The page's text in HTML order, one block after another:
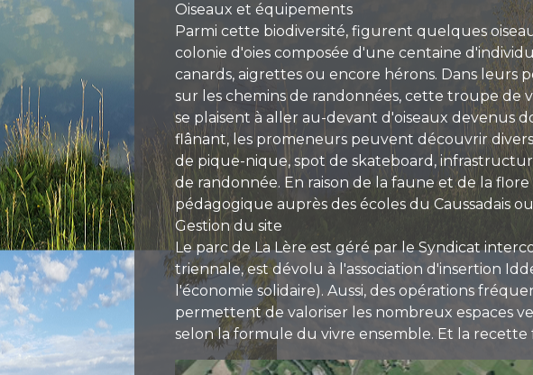
Oiseaux et équipements
Parmi cette biodiversité, figurent quelques
colonie d'oies composée d'une centaine
canards, aigrettes ou encore hérons. Dans
sur les chemins de randonnées, cette troupe de
se plaisent à aller au-devant d'oiseaux devenus
flânant, les promeneurs peuvent découvrir
de pique-nique, spot de skateboard,
de randonnée. En raison de la faune et de la
pédagogique auprès des écoles du Caussadais
Gestion du site
Le parc de La Lère est géré par le Syndicat
triennale, est dévolu à l'association d'insertion
l'économie solidaire). Aussi, des opérations
permettent de valoriser les nombreux espaces
selon la formule du vivre ensemble. Et la